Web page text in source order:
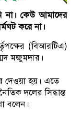
না। কেউ আমাদের
করে না।
(বিআরটিএ)
মজুমদার।
দেওয়া হয়। এতে
দলের সিদ্ধান্ত
বলেন।